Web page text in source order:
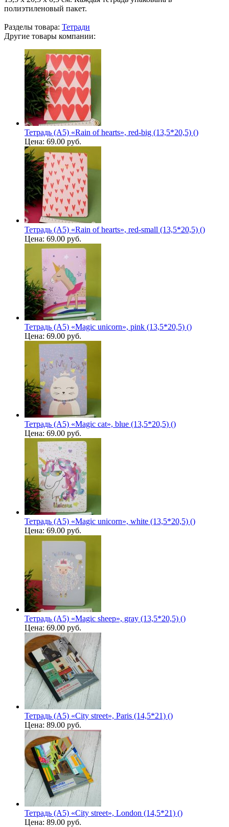
полиэтиленовый пакет.
Разделы товара: Тетради
Другие товары компании:
Тетрадь (A5) «Rain of hearts», red-big (13,5*20,5) ()
Цена: 69.00 руб.
Тетрадь (A5) «Rain of hearts», red-small (13,5*20,5) ()
Цена: 69.00 руб.
Тетрадь (A5) «Magic unicorn», pink (13,5*20,5) ()
Цена: 69.00 руб.
Тетрадь (A5) «Magic cat», blue (13,5*20,5) ()
Цена: 69.00 руб.
Тетрадь (A5) «Magic unicorn», white (13,5*20,5) ()
Цена: 69.00 руб.
Тетрадь (A5) «Magic sheep», gray (13,5*20,5) ()
Цена: 69.00 руб.
Тетрадь (A5) «City street», Paris (14,5*21) ()
Цена: 89.00 руб.
Тетрадь (A5) «City street», London (14,5*21) ()
Цена: 89.00 руб.